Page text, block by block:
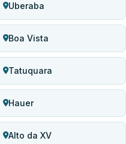
Uberaba
Boa Vista
Tatuquara
Hauer
Alto da XV